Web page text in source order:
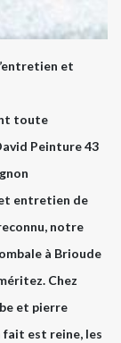
et
toute
Peinture 43
entretien de
notre
à Brioude
Chez
et pierre
est reine, les